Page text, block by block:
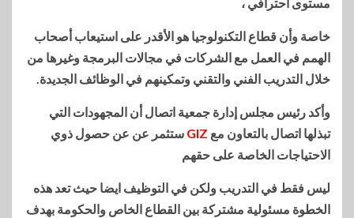
خاصة وأن قطاع التكنولوجيا هو الأقدر على استيعاب أصحاب
الهمم في العمل مع الشركات في مجالات البرمجة وغيرها من
خلال التدريب الفني والتقني وتمكينهم في الوظائف الجديدة.
وأكد رئيس مجلس إدارة جمعية اتصال أن المجهودات التي
تبذلها اتصال بالتعاون مع GIZ ستثمر عن عن حصول ذوي
الاحتياجات الخاصة على حقهم
ليس فقط في التدريب ولكن في التوظيف ايضا حيث تعد هذه
الخطوة مسئولية مشتركة بين القطاع الخاص والحكومة بهدف